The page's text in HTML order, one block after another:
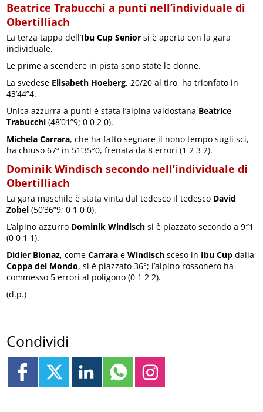
Beatrice Trabucchi a punti nell’individuale di
Obertilliach
La terza tappa dell’Ibu Cup Senior si è aperta con la gara
individuale.
Le prime a scendere in pista sono state le donne.
La svedese Elisabeth Hoeberg, 20/20 al tiro, ha trionfato in
43’44”4.
Unica azzurra a punti è stata l’alpina valdostana Beatrice
Trabucchi (48’01”9; 0 0 2 0).
Michela Carrara, che ha fatto segnare il nono tempo sugli sci,
ha chiuso 67ª in 51’35″0, frenata da 8 errori (1 2 3 2).
Dominik Windisch secondo nell’individuale di
Obertilliach
La gara maschile è stata vinta dal tedesco il tedesco David
Zobel (50’36”9; 0 1 0 0).
L’alpino azzurro Dominik Windisch si è piazzato secondo a 9″1
(0 0 1 1).
Didier Bionaz, comeCarrara eWindisch sceso in Ibu Cup dalla
Coppa del Mondo, si è piazzato 36°; l’alpino rossonero ha
commesso 5 errori al poligono (0 1 2 2).
(d.p.)
Condividi